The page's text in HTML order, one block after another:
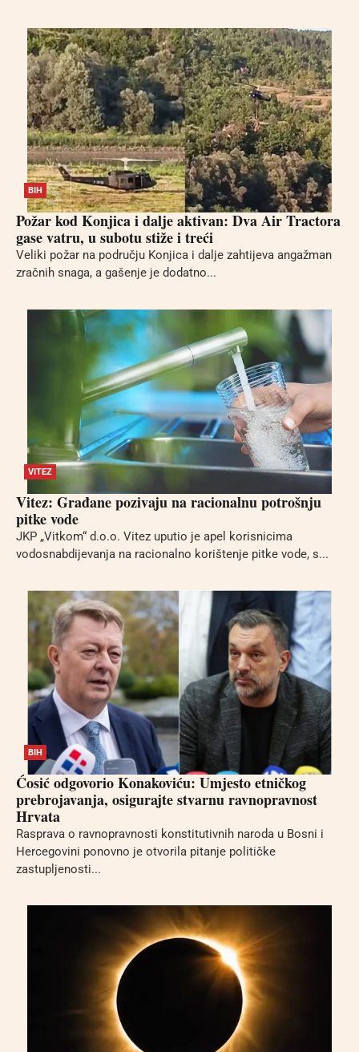
BIH
Požar kod Konjica i dalje aktivan: Dva Air Tractora
gase vatru, u subotu stiže i treći
Veliki požar na području Konjica i dalje zahtijeva angažman
zračnih snaga, a gašenje je dodatno...
VITEZ
Vitez: Građane pozivaju na racionalnu potrošnju
pitke vode
JKP „Vitkom“ d.o.o. Vitez uputio je apel korisnicima
vodosnabdijevanja na racionalno korištenje pitke vode, s...
BIH
Ćosić odgovorio Konakoviću: Umjesto etničkog
prebrojavanja, osigurajte stvarnu ravnopravnost
Hrvata
Rasprava o ravnopravnosti konstitutivnih naroda u Bosni i
Hercegovini ponovno je otvorila pitanje političke
zastupljenosti...